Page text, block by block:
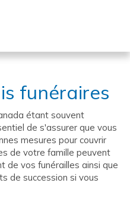
funéraires
étant souvent
de s'assurer que vous
mesures pour couvrir
de votre famille peuvent
de vos funérailles ainsi que
de succession si vous